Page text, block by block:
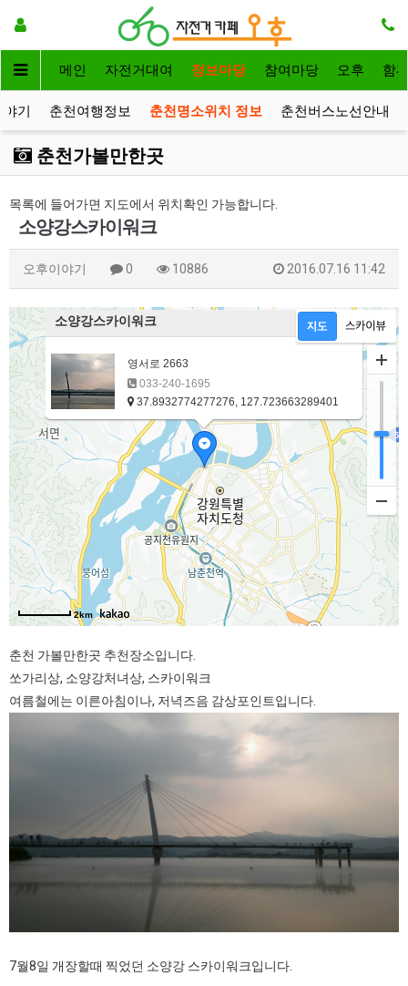
메인 자전거대여 정보마당 참여마당 오후 함
기 춘천여행정보 춘천명소위치 정보 춘천버스노선안내
춘천가볼만한곳
목록에 들어가면 지도에서 위치확인 가능합니다.
소양강스카이워크
오후이야기 0 10886 2016.07.16 11:42
소양강스카이워크
영서로 2663
033-240-1695
37.8932774277276, 127.723663289401
2km
춘천 가볼만한곳 추천장소입니다.
쏘가리상, 소양강처녀상, 스카이워크
여름철에는 이른아침이나, 저녁즈음 감상포인트입니다.
7월8일 개장할때 찍었던 소양강 스카이워크입니다.